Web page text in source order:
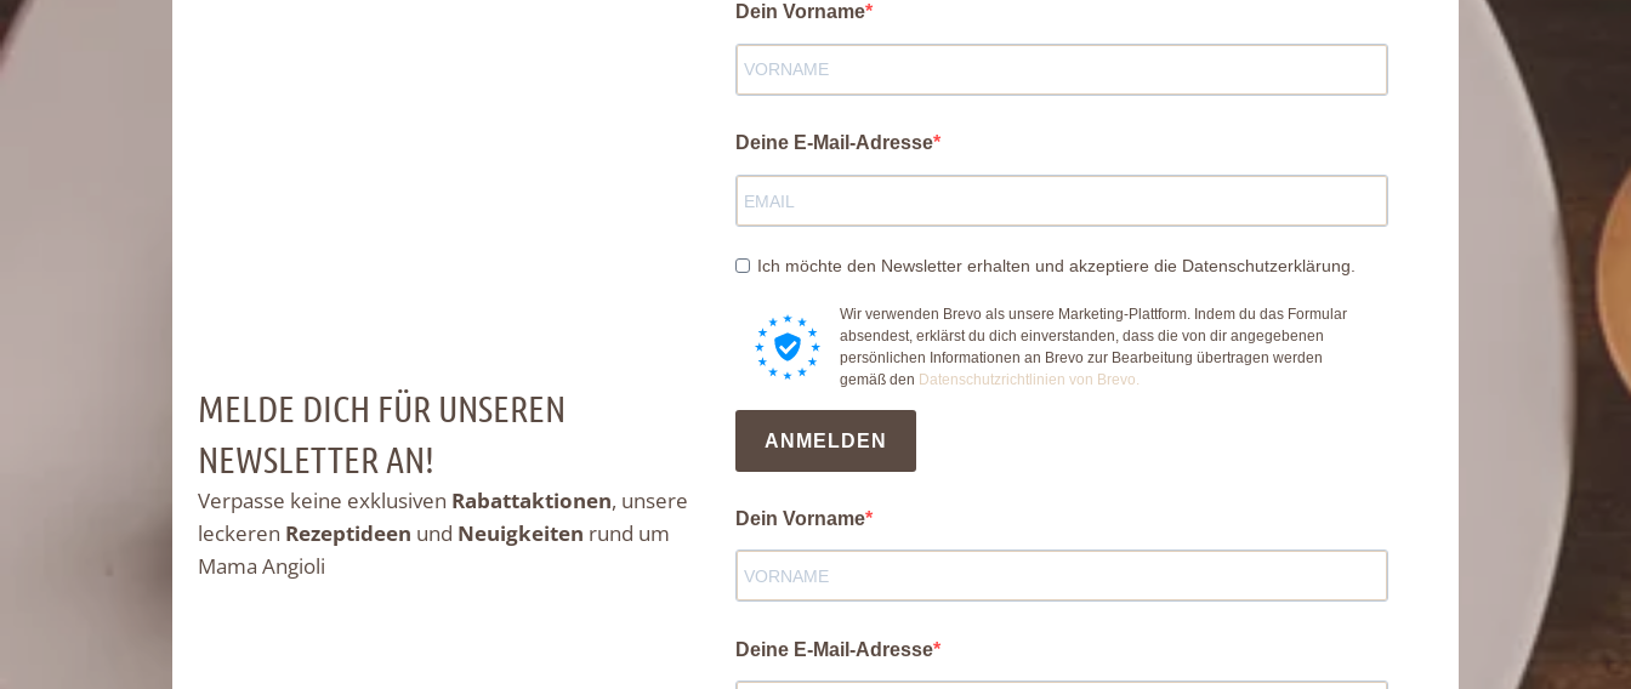
MELDE DICH FÜR UNSEREN
NEWSLETTER AN!
Verpasse keine exklusiven Rabattaktionen, unsere
leckeren Rezeptideen und Neuigkeiten rund um
Mama Angioli
Dein Vorname
Deine E-Mail-Adresse
Ich möchte den Newsletter erhalten und akzeptiere die Datenschutzerklärung.
Wir verwenden Brevo als unsere Marketing-Plattform. Indem du das Formular
absendest, erklärst du dich einverstanden, dass die von dir angegebenen
persönlichen Informationen an Brevo zur Bearbeitung übertragen werden
gemäß den Datenschutzrichtlinien von Brevo.
ANMELDEN
Dein Vorname
Deine E-Mail-Adresse